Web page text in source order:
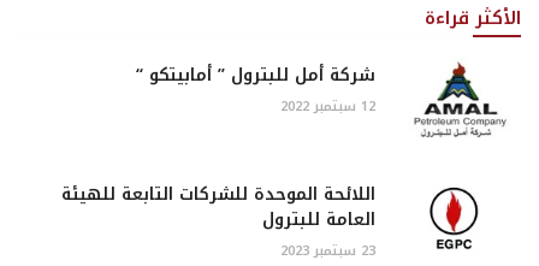
الأكثر قراءة
شركة أمل للبترول ” أمابيتكو “
12 سبتمبر 2022
اللائحة الموحدة للشركات التابعة للهيئة
العامة للبترول
23 سبتمبر 2023